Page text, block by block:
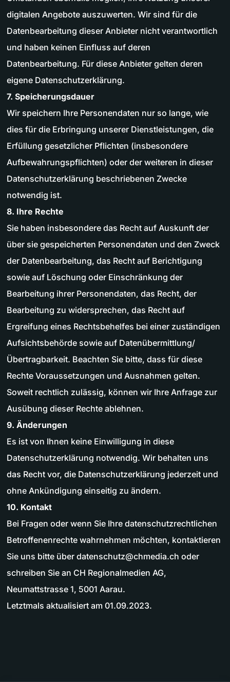
digitalen Angebote auszuwerten. Wir sind für die
Datenbearbeitung dieser Anbieter nicht verantwortlich
und haben keinen Einfluss auf deren
Datenbearbeitung. Für diese Anbieter gelten deren
eigene Datenschutzerklärung.
7. Speicherungsdauer
Wir speichern Ihre Personendaten nur so lange, wie
dies für die Erbringung unserer Dienstleistungen, die
Erfüllung gesetzlicher Pflichten (insbesondere
Aufbewahrungspflichten) oder der weiteren in dieser
Datenschutzerklärung beschriebenen Zwecke
notwendig ist.
8. Ihre Rechte
Sie haben insbesondere das Recht auf Auskunft der
über sie gespeicherten Personendaten und den Zweck
der Datenbearbeitung, das Recht auf Berichtigung
sowie auf Löschung oder Einschränkung der
Bearbeitung ihrer Personendaten, das Recht, der
Bearbeitung zu widersprechen, das Recht auf
Ergreifung eines Rechtsbehelfes bei einer zuständigen
Aufsichtsbehörde sowie auf Datenübermittlung/
Übertragbarkeit. Beachten Sie bitte, dass für diese
Rechte Voraussetzungen und Ausnahmen gelten.
Soweit rechtlich zulässig, können wir Ihre Anfrage zur
Ausübung dieser Rechte ablehnen.
9. Änderungen
Es ist von Ihnen keine Einwilligung in diese
Datenschutzerklärung notwendig. Wir behalten uns
das Recht vor, die Datenschutzerklärung jederzeit und
ohne Ankündigung einseitig zu ändern.
10. Kontakt
Bei Fragen oder wenn Sie Ihre datenschutzrechtlichen
Betroffenenrechte wahrnehmen möchten, kontaktieren
Sie uns bitte über datenschutz@chmedia.ch oder
schreiben Sie an CH Regionalmedien AG,
Neumattstrasse 1, 5001 Aarau.
Letztmals aktualisiert am 01.09.2023.